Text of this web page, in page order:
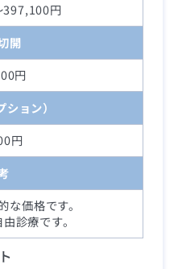
円
開
円
ョン）
円
な価格です。
診療です。